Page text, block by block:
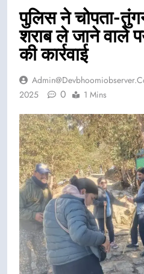
पुलिस ने चोपता-
शराब ले जाने वाले
की कार्रवाई
2025
0 1 Mins